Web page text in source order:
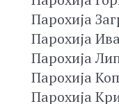
Парохија
Парохија
Парохија
Парохија
Парохија